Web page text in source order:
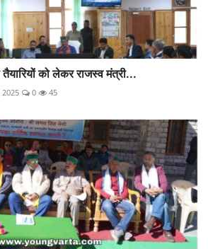
को लेकर राजस्व मंत्री...
2025 0 45